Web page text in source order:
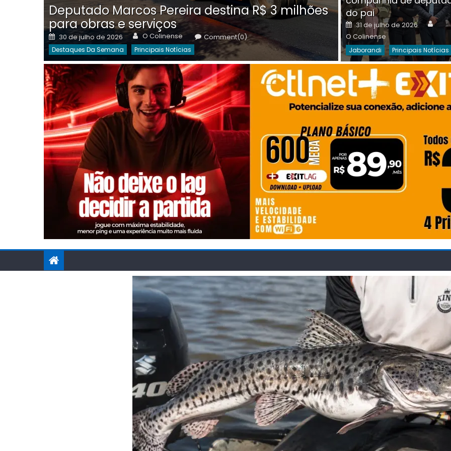
Deputado Marcos Pereira destina R$ 3 milhões
para obras e serviços
Posted
on
30 de julho de 2026 Author
O Colinense Comment(0)
Destaques Da Semana Principais Notícias
on
30 de julho de 2026 O
Destaques Da Semana
do pai
Posted
on
31 de julho de 2026
O Colinense
Jaborandi Principais Notícias